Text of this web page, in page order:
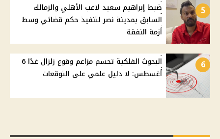
5
ضبط إبراهيم سعيد لاعب الأهلي والزمالك
السابق بمدينة نصر لتنفيذ حكم قضائي وسط
أزمة النفقة
6
البحوث الفلكية تحسم مزاعم وقوع زلزال غدًا 6
أغسطس: لا دليل علمي على التوقعات